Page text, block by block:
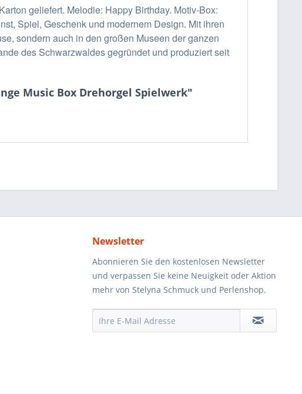
geliefert. Melodie: Happy Birthday. Motiv-Box:
Spiel, Geschenk und modernem Design. Mit ihren
sondern auch in den großen Museen der ganzen
des Schwarzwaldes gegründet und produziert seit
Music Box Drehorgel Spielwerk"
Newsletter
Abonnieren Sie den kostenlosen Newsletter
und verpassen Sie keine Neuigkeit oder Aktion
mehr von Stelyna Schmuck und Perlenshop.